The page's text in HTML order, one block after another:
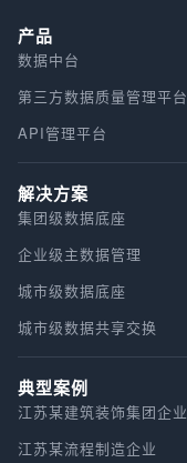
产品
数据中台
第三方数据质量管理平台
API管理平台
解决方案
集团级数据底座
企业级主数据管理
城市级数据底座
城市级数据共享交换
典型案例
江苏某建筑装饰集团企业
江苏某流程制造企业